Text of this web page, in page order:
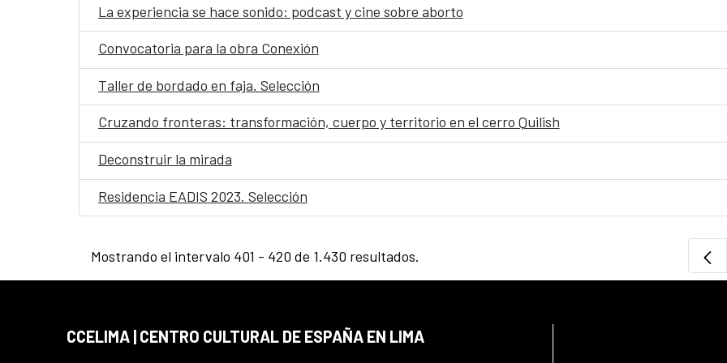
La experiencia se hace sonido: podcast y cine sobre aborto
Convocatoria para la obra Conexión
Taller de bordado en faja. Selección
Cruzando fronteras: transformación, cuerpo y territorio en el cerro Quilish
Deconstruir la mirada
Residencia EADIS 2023. Selección
Mostrando el intervalo 401 - 420 de 1.430 resultados.
CCELIMA | CENTRO CULTURAL DE ESPAÑA EN LIMA